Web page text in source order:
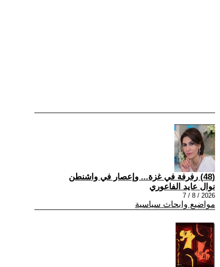
(48) رفرفة في غزة... وإعصار في واشنطن
نوال عايد الفاعوري
2026 / 8 / 7
مواضيع وابحاث سياسية